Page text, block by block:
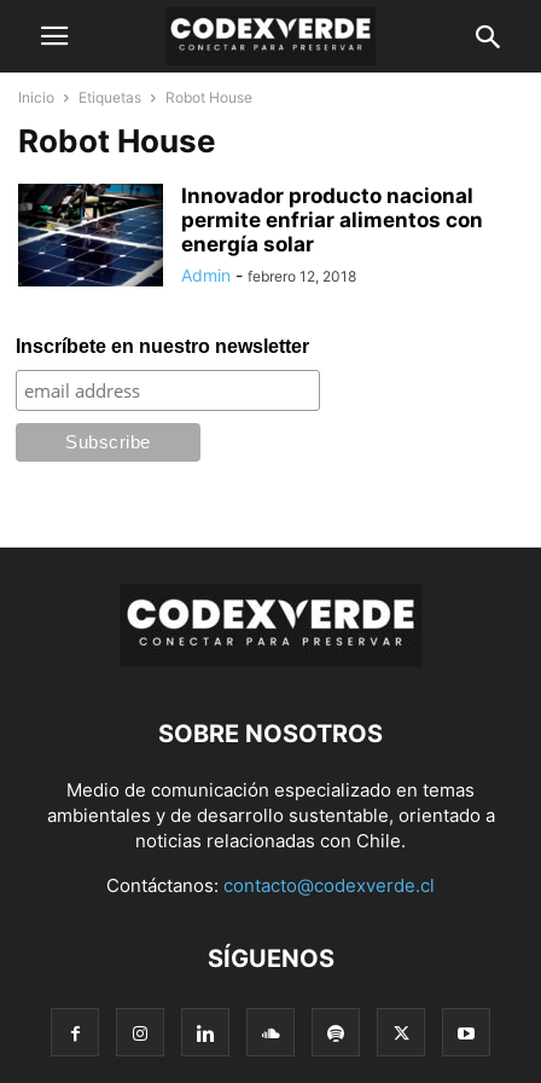
Inicio Etiquetas Robot House
Robot House
Innovador producto nacional
permite enfriar alimentos con
energía solar
Admin - febrero 12, 2018
Inscríbete en nuestro newsletter
SOBRE NOSOTROS
Medio de comunicación especializado en temas
ambientales y de desarrollo sustentable, orientado a
noticias relacionadas con Chile.
Contáctanos: contacto@codexverde.cl
SÍGUENOS